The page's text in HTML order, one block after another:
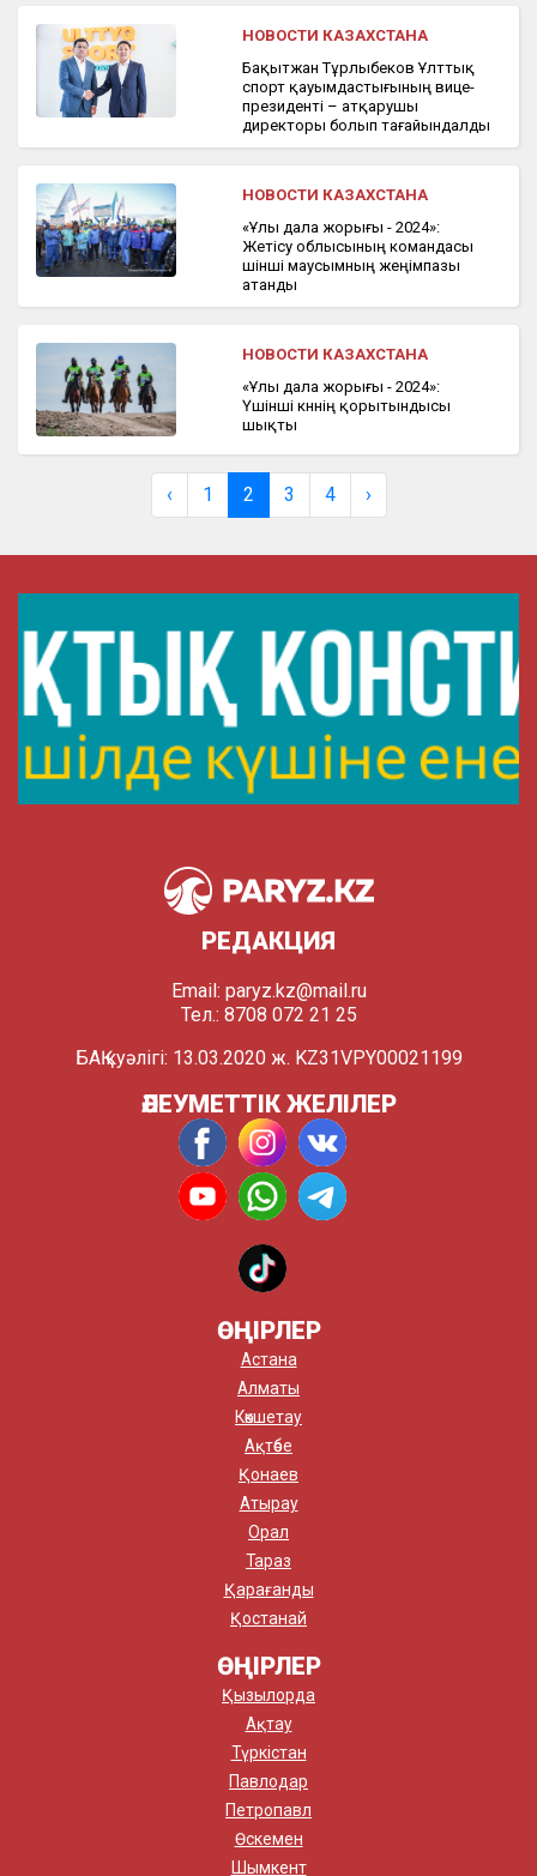
НОВОСТИ КАЗАХСТАНА
Бақытжан Тұрлыбеков Ұлттық
спорт қауымдастығының вице-
президенті – атқарушы
директоры болып тағайындалды
НОВОСТИ КАЗАХСТАНА
«Ұлы дала жорығы - 2024»:
Жетісу облысының командасы
үшінші маусымның жеңімпазы
атанды
НОВОСТИ КАЗАХСТАНА
«Ұлы дала жорығы - 2024»:
Үшінші күннің қорытындысы
шықты
‹ 1 2 3 4 ›
РЕДАКЦИЯ
Email: paryz.kz@mail.ru
Тел.: 8708 072 21 25
БАҚ куәлігі: 13.03.2020 ж. KZ31VPY00021199
ӘЛЕУМЕТТІК ЖЕЛІЛЕР
ӨҢІРЛЕР
Астана
Алматы
Көкшетау
Ақтөбе
Қонаев
Атырау
Орал
Тараз
Қарағанды
Қостанай
ӨҢІРЛЕР
Қызылорда
Ақтау
Түркістан
Павлодар
Петропавл
Өскемен
Шымкент